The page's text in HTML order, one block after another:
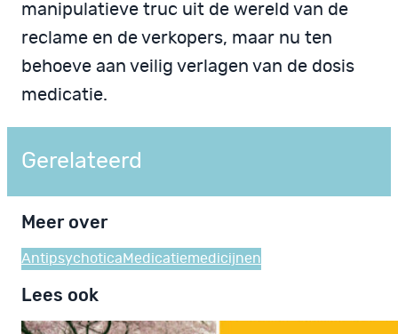
manipulatieve truc uit de wereld van de
reclame en de verkopers, maar nu ten
behoeve aan veilig verlagen van de dosis
medicatie.
Gerelateerd
Meer over
Antipsychotica Medicatiemedicijnen
Lees ook